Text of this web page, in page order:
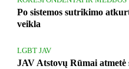
Po sistemos sutrikimo
veikla
LGBT JAV
JAV Atstovų Rūmai atmetė